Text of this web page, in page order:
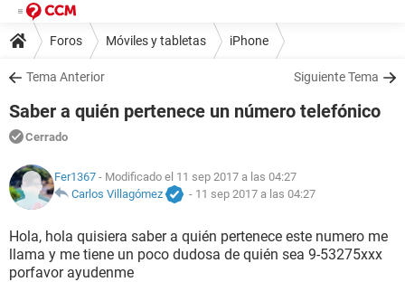
Foros Móviles y tabletas iPhone
Tema Anterior Siguiente Tema
Saber a quién pertenece un número telefónico
Cerrado
Fer1367 - Modificado el 11 sep 2017 a las 04:27
Carlos Villagómez
- 11 sep 2017 a las 04:27
Hola, hola quisiera saber a quién pertenece este numero me
llama y me tiene un poco dudosa de quién sea 9-53275xxx
porfavor ayudenme